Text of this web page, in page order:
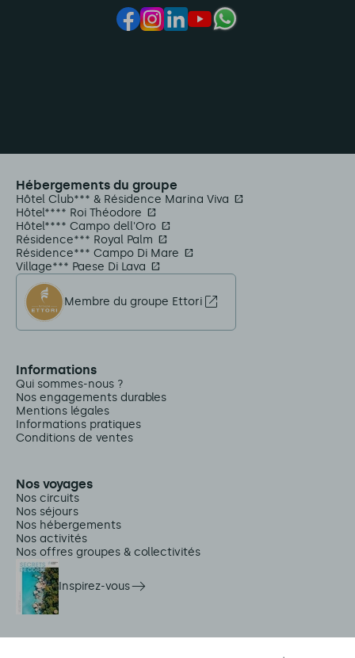
Hébergements du groupe
Hôtel Club*** & Résidence Marina Viva
Hôtel**** Roi Théodore
Hôtel**** Campo dell'Oro
Résidence*** Royal Palm
Résidence*** Campo Di Mare
Village*** Paese Di Lava
Membre du groupe Ettori
Informations
Qui sommes-nous ?
Nos engagements durables
Mentions légales
Informations pratiques
Conditions de ventes
Nos voyages
Nos circuits
Nos séjours
Nos hébergements
Nos activités
Nos offres groupes & collectivités
Inspirez-vous